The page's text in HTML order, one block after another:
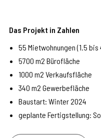
Das Projekt in Zahlen
55 Mietwohnungen (1.5
5700 m2 Bürofläche
1000 m2 Verkaufsfläche
340 m2 Gewerbefläche
Baustart: Winter 2024
geplante Fertigstellung: